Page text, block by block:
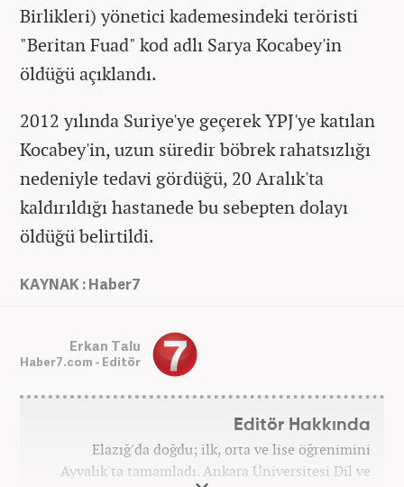
Birlikleri) yönetici kademesindeki teröristi
"Beritan Fuad" kod adlı Sarya Kocabey'in
öldüğü açıklandı.
2012 yılında Suriye'ye geçerek YPJ'ye katılan
Kocabey'in, uzun süredir böbrek rahatsızlığı
nedeniyle tedavi gördüğü, 20 Aralık'ta
kaldırıldığı hastanede bu sebepten dolayı
öldüğü belirtildi.
KAYNAK : Haber7
Erkan Talu
Haber7.com - Editör
Editör Hakkında
Elazığ'da doğdu; ilk, orta ve lise öğrenimini
Ayvalık'ta tamamladı. Ankara Üniversitesi Dil ve